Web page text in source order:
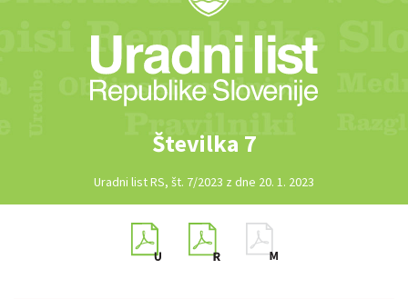
Številka 7
Uradni list RS, št. 7/2023 z dne 20. 1. 2023